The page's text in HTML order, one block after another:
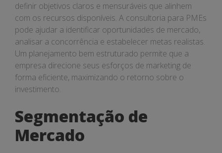
definir objetivos claros e mensuráveis que alinhem
com os recursos disponíveis. A consultoria para PMEs
pode ajudar a identificar oportunidades de mercado,
analisar a concorrência e estabelecer metas realistas.
Um planejamento bem estruturado permite que a
empresa direcione seus esforços de marketing de
forma eficiente, maximizando o retorno sobre o
investimento.
Segmentação de
Mercado